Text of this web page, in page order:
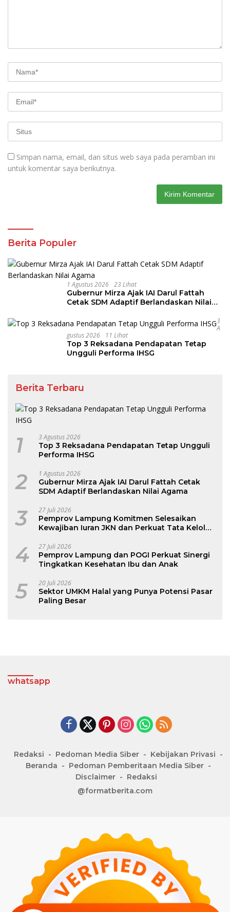
Simpan nama, email, dan situs web saya pada peramban ini
untuk komentar saya berikutnya.
Berita Populer
1 Agustus 2026 23 Lihat
Gubernur Mirza Ajak IAI Darul Fattah
Cetak SDM Adaptif Berlandaskan Nilai
3
A
Gustus 2026
11 Lihat
Top 3 Reksadana Pendapatan Tetap
Ungguli Performa IHSG
Berita Terbaru
1 3 Agustus 2026
Top 3 Reksadana Pendapatan Tetap Ungguli
Performa IHSG
2 1 Agustus 2026
Gubernur Mirza Ajak IAI Darul Fattah Cetak
SDM Adaptif Berlandaskan Nilai Agama
3 27 Juli 2026
Pemprov Lampung Komitmen Selesaikan
Kewajiban Iuran JKN dan Perkuat Tata Kelola
4 27 Juli 2026
Pemprov Lampung dan POGI Perkuat Sinergi
Tingkatkan Kesehatan Ibu dan Anak
5 20 Juli 2026
Sektor UMKM Halal yang Punya Potensi Pasar
Paling Besar
whatsapp
Redaksi Pedoman Media Siber
Kebijakan Privasi
Beranda
Pedoman Pemberitaan Media Siber
Disclaimer
Redaksi
@formatberita.com